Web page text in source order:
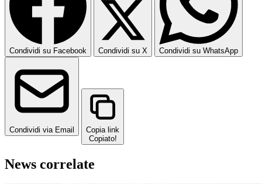
Condividi su Facebook Condividi su X Condividi su WhatsApp
Condividi via Email
Copia link
Copiato!
News correlate